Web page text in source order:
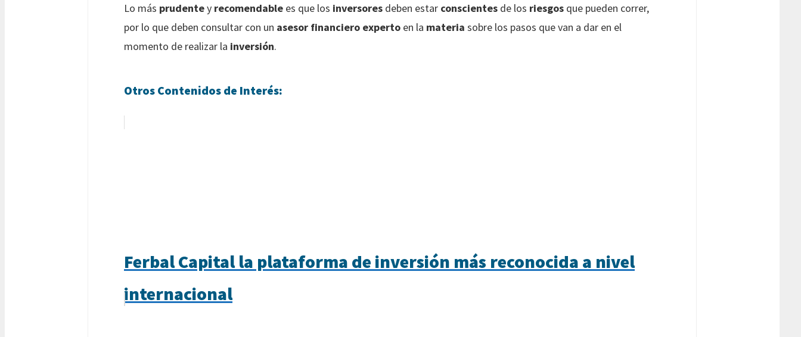
Lo más prudentey recomendable es que los inversores deben estar conscientes de los riesgos que pueden correr,
por lo que deben consultar con un asesor financiero experto en la materia sobre los pasos que van a dar en el
momento de realizar la inversión.
Otros Contenidos de Interés:
Ferbal Capital la plataforma de inversión más reconocida a nivel
internacional